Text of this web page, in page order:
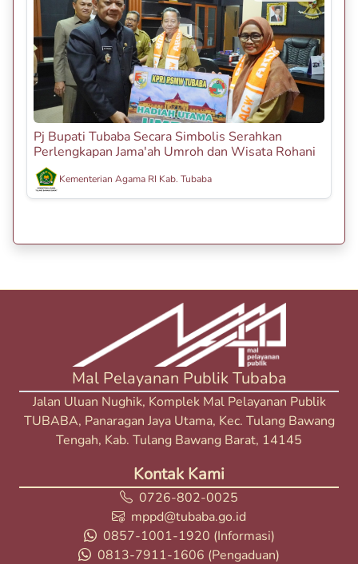
Pj Bupati Tubaba Secara Simbolis Serahkan
Perlengkapan Jama'ah Umroh dan Wisata Rohani
Kementerian Agama RI Kab. Tubaba
Mal Pelayanan Publik Tubaba
Jalan Uluan Nughik, Komplek Mal Pelayanan Publik
TUBABA, Panaragan Jaya Utama, Kec. Tulang Bawang
Tengah, Kab. Tulang Bawang Barat, 14145
Kontak Kami
0726-802-0025
mppd@tubaba.go.id
0857-1001-1920 (Informasi)
0813-7911-1606 (Pengaduan)